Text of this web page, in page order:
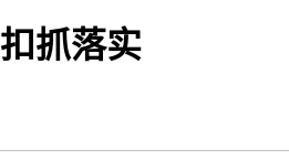
扣抓落实